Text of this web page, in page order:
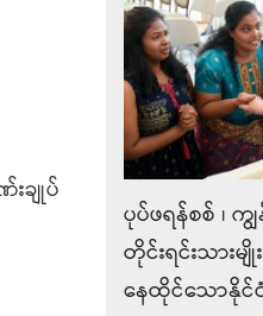
ချုပ်
ပုပ်ဖရန်စစ် ၊ က
တိုင်းရင်းသားမ
နေထိုင်သောနို